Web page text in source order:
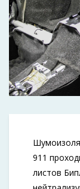
911
листов